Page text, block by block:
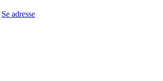
Se adresse